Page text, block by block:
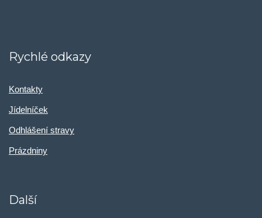
Rychlé odkazy
Kontakty
Jídelníček
Odhlášení stravy
Prázdniny
Další